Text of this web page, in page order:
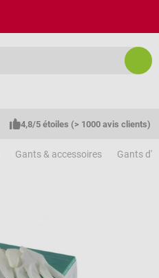
4,8/5 étoiles (> 1000 avis clients)
Gants & accessoires Gants